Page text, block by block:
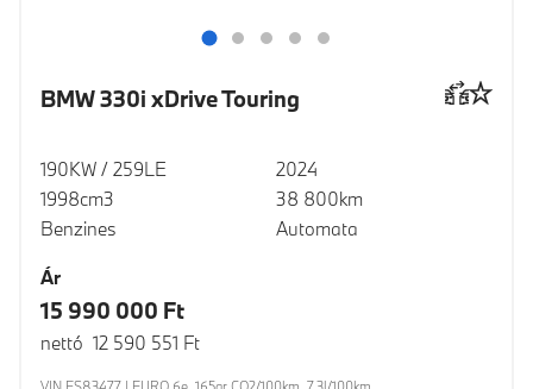
BMW 330i xDrive Touring
190KW / 259LE
1998cm3
Benzines
2024
38 800km
Automata
Ár
15 990 000 Ft
nettó 12 590 551 Ft